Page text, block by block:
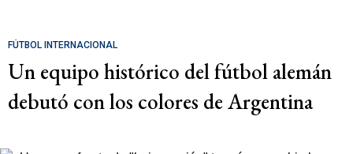
FÚTBOL INTERNACIONAL
Un equipo histórico del fútbol alemán
debutó con los colores de Argentina